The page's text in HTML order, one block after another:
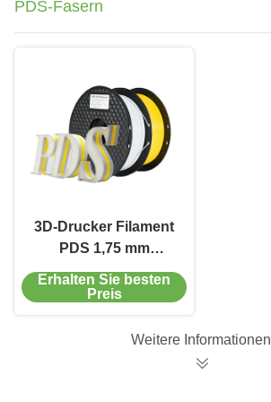
PDS-Fasern
3D-Drucker Filament
PDS 1,75 mm
Außenwerbebrief
Schalen
Erhalten Sie besten
Preis
Weitere Informationen